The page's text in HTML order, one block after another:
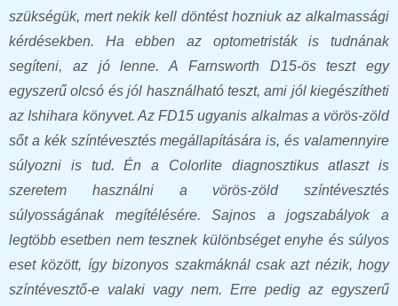
szükségük, mert nekik kell döntést hozniuk az alkalmassági
kérdésekben. Ha ebben az optometristák is tudnának
segíteni, az jó lenne. A Farnsworth D15-ös teszt egy
egyszerű olcsó és jól használható teszt, ami jól kiegészítheti
az Ishihara könyvet. Az FD15 ugyanis alkalmas a vörös-zöld
sőt a kék színtévesztés megállapítására is, és valamennyire
súlyozni is tud. Én a Colorlite diagnosztikus atlaszt is
szeretem használni a vörös-zöld színtévesztés
súlyosságának megítélésére. Sajnos a jogszabályok a
legtöbb esetben nem tesznek különbséget enyhe és súlyos
eset között, így bizonyos szakmáknál csak azt nézik, hogy
színtévesztő-e valaki vagy nem. Erre pedig az egyszerű